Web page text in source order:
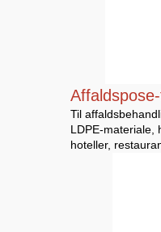
Til
LDPE-materiale,
hoteller,